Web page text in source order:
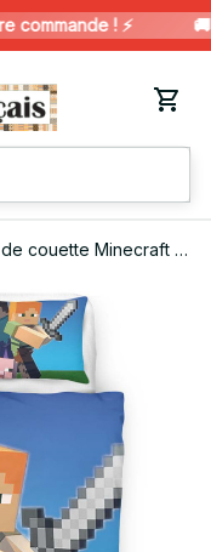
! ⚡️ 🚚
couette Minecraft –
jeu